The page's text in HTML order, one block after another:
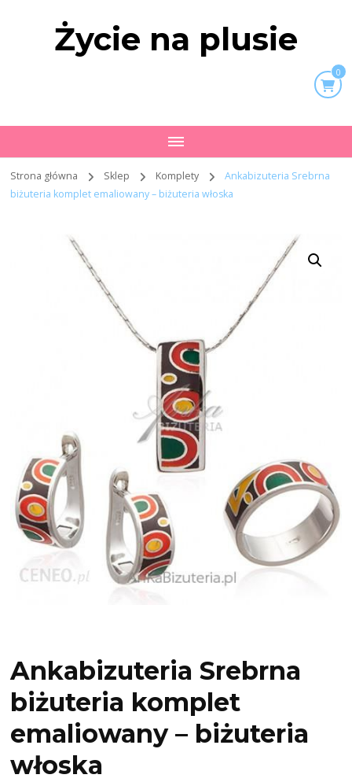
Życie na plusie
0
Strona główna Sklep Komplety
Ankabizuteria Srebrna
biżuteria komplet emaliowany – biżuteria włoska
Ankabizuteria Srebrna
biżuteria komplet
emaliowany – biżuteria
włoska